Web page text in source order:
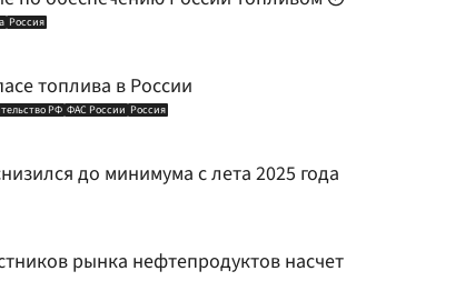
Россия
топлива в России
РФ ФАС России Россия
до минимума с лета 2025 года
рынка нефтепродуктов насчет